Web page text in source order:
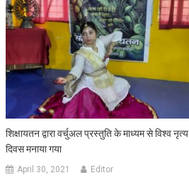
शिक्षायतन द्वारा वर्चुअल प्रस्तुति के माध्यम से विश्व नृत्य
दिवस मनाया गया
April 30, 2021 Editor